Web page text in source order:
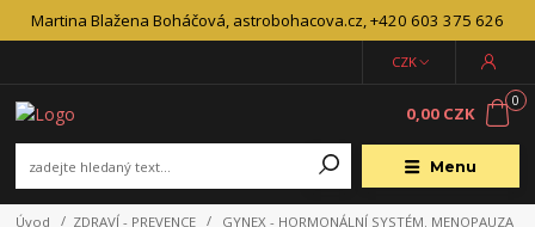
Martina Blažena Boháčová, astrobohacova.cz, +420 603 375 626
Menu
CZK
0
0,00 CZK
Úvod ZDRAVÍ - PREVENCE GYNEX - HORMONÁLNÍ SYSTÉM. MENOPAUZA